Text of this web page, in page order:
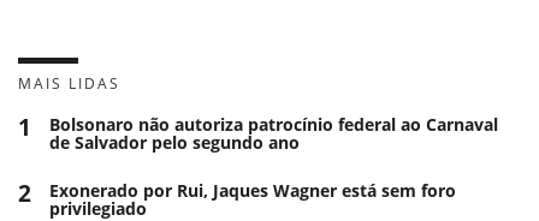
MAIS LIDAS
1 Bolsonaro não autoriza patrocínio federal ao Carnaval
de Salvador pelo segundo ano
2 Exonerado por Rui, Jaques Wagner está sem foro
privilegiado